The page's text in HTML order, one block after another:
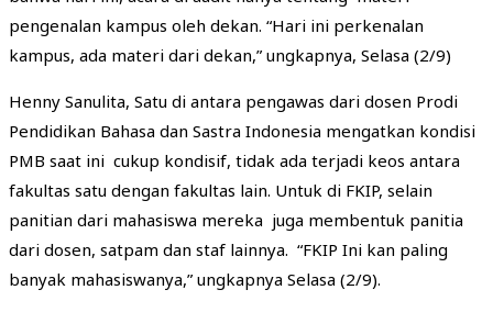
pengenalan kampus oleh dekan. “Hari ini perkenalan
kampus, ada materi dari dekan,” ungkapnya, Selasa (2/9)
Henny Sanulita, Satu di antara pengawas dari dosen Prodi
Pendidikan Bahasa dan Sastra Indonesia mengatkan kondisi
PMB saat ini cukup kondisif, tidak ada terjadi keos antara
fakultas satu dengan fakultas lain. Untuk di FKIP, selain
panitian dari mahasiswa mereka juga membentuk panitia
dari dosen, satpam dan staf lainnya. “FKIP Ini kan paling
banyak mahasiswanya,” ungkapnya Selasa (2/9).